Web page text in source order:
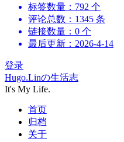
标签数量：792 个
评论总数：1345 条
链接数量：0 个
最后更新：2026-4-14
登录
Hugo.Linの生活志
It's My Life.
首页
归档
关于